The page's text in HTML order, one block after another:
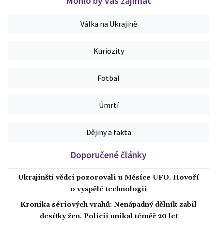
Válka na Ukrajině
Kuriozity
Fotbal
Úmrtí
Dějiny a fakta
Doporučené články
Ukrajinští vědci pozorovali u Měsíce UFO. Hovoří
o vyspělé technologii
Kronika sériových vrahů: Nenápadný dělník zabil
desítky žen. Policii unikal téměř 20 let